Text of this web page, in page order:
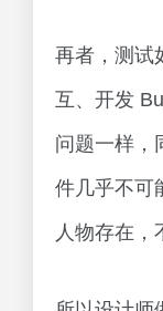
再者，测试
互、开发
问题一样，
件几乎不可
人物存在，